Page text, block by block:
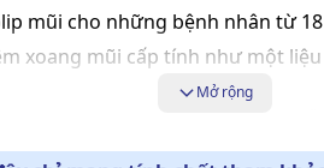
mũi cho những bệnh nhân từ
xoang mũi cấp tính như một
Mở rộng